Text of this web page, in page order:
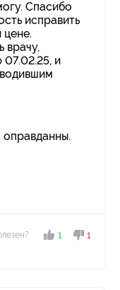
Спасибо
исправить
цене.
врачу,
и
оправданны.
1 1